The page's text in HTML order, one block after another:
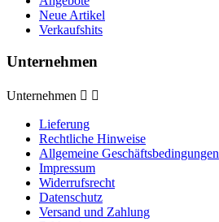
Neue Artikel
Verkaufshits
Unternehmen
Unternehmen  
Lieferung
Rechtliche Hinweise
Allgemeine Geschäftsbedingungen
Impressum
Widerrufsrecht
Datenschutz
Versand und Zahlung